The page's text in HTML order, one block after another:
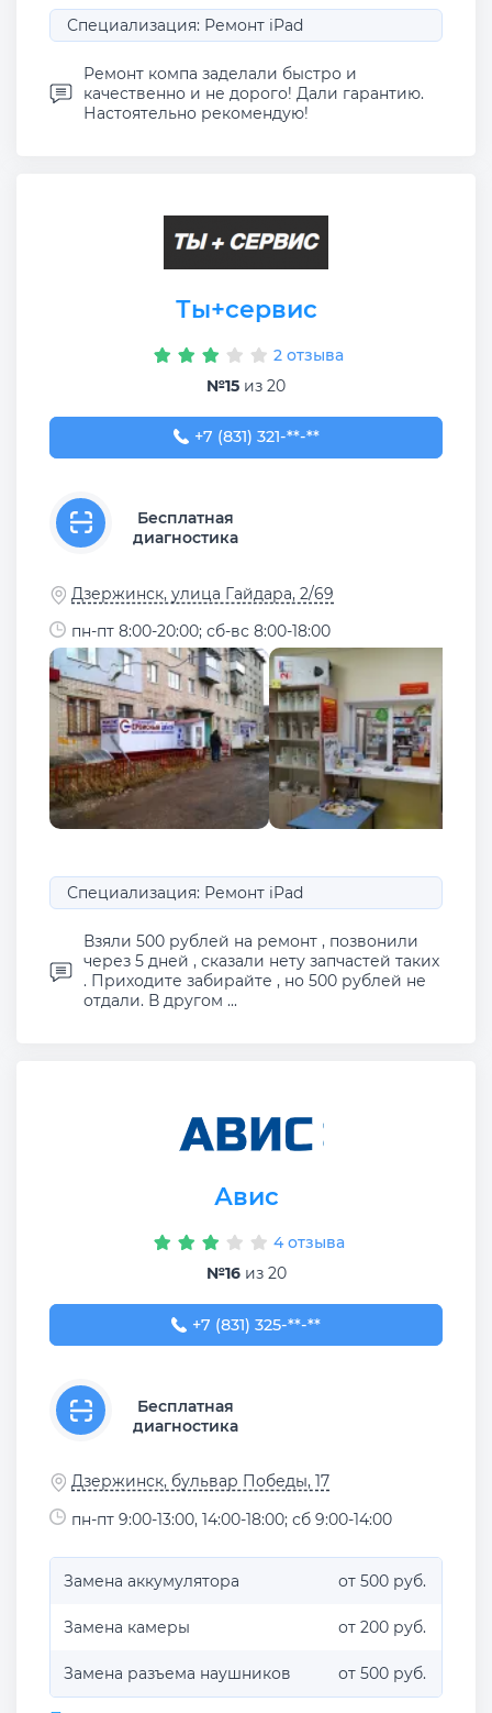
Специализация: Ремонт iPad
Ремонт компа заделали быстро и
качественно и не дорого! Дали гарантию.
Настоятельно рекомендую!
Ты+сервис
2 отзыва
№15 из 20
+7 (831) 321-89-90
+7 (831) 321-**-**
Бесплатная
диагностика
Дзержинск, улица Гайдара, 2/69
пн-пт 8:00-20:00; сб-вс 8:00-18:00
Специализация: Ремонт iPad
Взяли 500 рублей на ремонт , позвонили
через 5 дней , сказали нету запчастей таких
. Приходите забирайте , но 500 рублей не
отдали. В другом ...
Авис
4 отзыва
№16из 20
+7 (831) 325-40-66
+7 (831) 325-**-**
Бесплатная
диагностика
Дзержинск, бульвар Победы, 17
пн-пт 9:00-13:00, 14:00-18:00; сб 9:00-14:00
Замена аккумулятора от 500 руб.
Замена камеры от 200 руб.
Замена разъема наушников от 500 руб.